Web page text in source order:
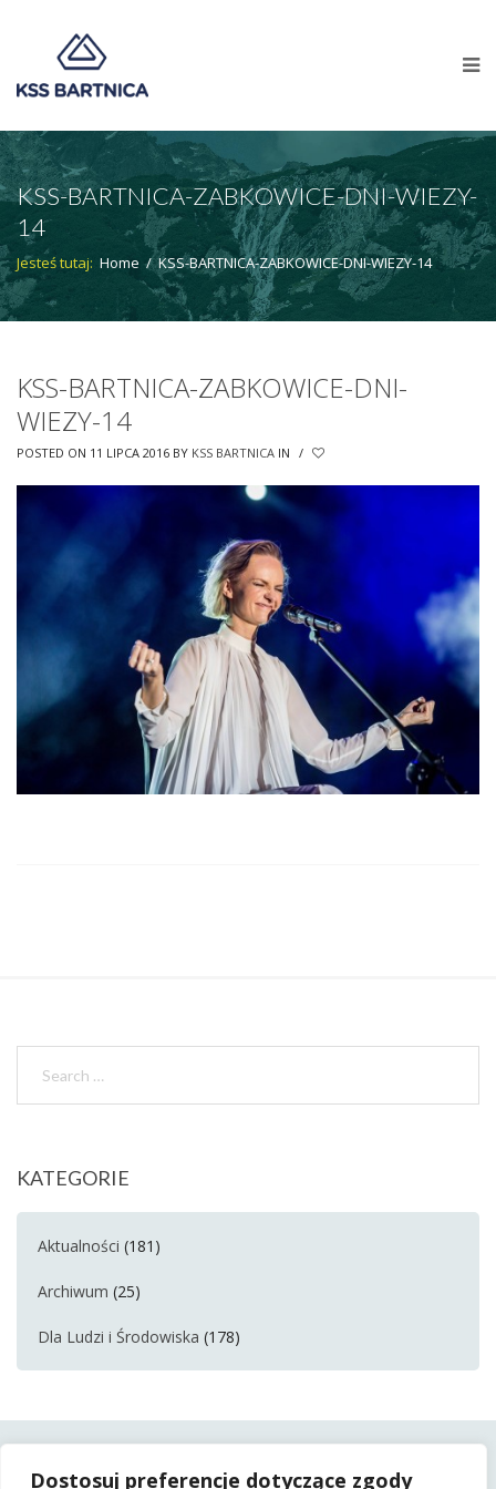
Dostosuj preferencje dotyczące zgody
KSS-BARTNICA-ZABKOWICE-DNI-WIEZY-
14
Jesteś tutaj: Home / KSS-BARTNICA-ZABKOWICE-DNI-WIEZY-14
KSS-BARTNICA-ZABKOWICE-DNI-
WIEZY-14
POSTED ON 11 LIPCA 2016 BY KSS BARTNICA IN /
KATEGORIE
Aktualności (181)
Archiwum (25)
Dla Ludzi i Środowiska (178)